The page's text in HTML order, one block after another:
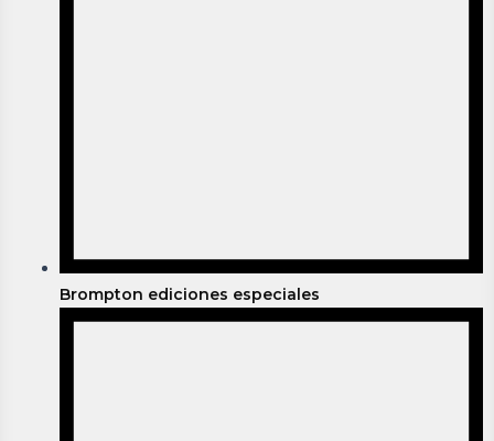
Brompton ediciones especiales